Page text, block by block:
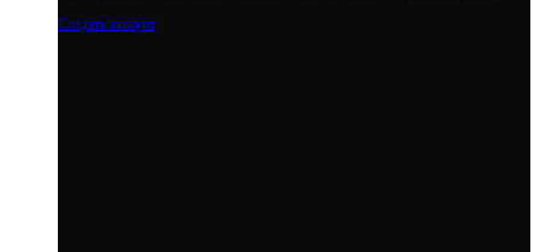
Создать аккаунт